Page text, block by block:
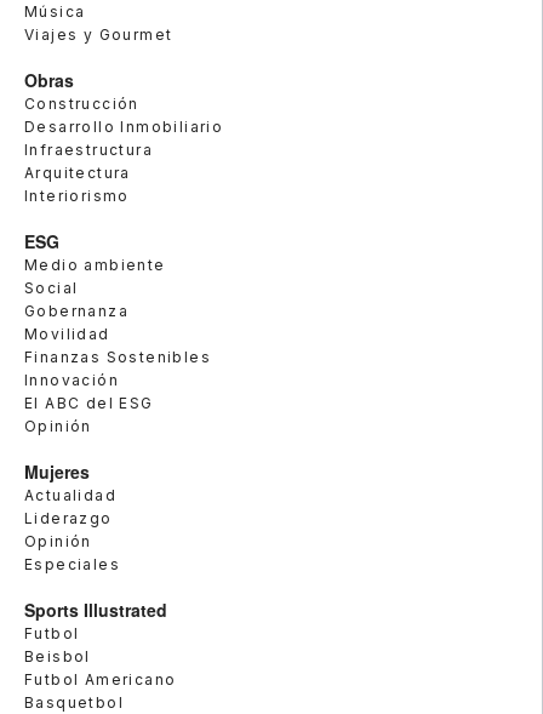
Música
Viajes y Gourmet
Obras
Construcción
Desarrollo Inmobiliario
Infraestructura
Arquitectura
Interiorismo
ESG
Medio ambiente
Social
Gobernanza
Movilidad
Finanzas Sostenibles
Innovación
El ABC del ESG
Opinión
Mujeres
Actualidad
Liderazgo
Opinión
Especiales
Sports Illustrated
Futbol
Beisbol
Futbol Americano
Basquetbol